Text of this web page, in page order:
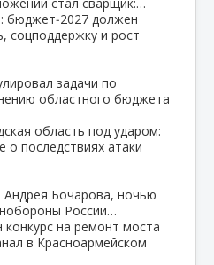
бюджет‑2027 должен
соцподдержку и рост
задачи по
областного бюджета
область под ударом:
о последствиях атаки
Бочарова, ночью
России…
на ремонт моста
в Красноармейском